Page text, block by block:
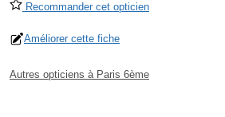
Recommander cet opticien
Améliorer cette fiche
Autres opticiens à Paris 6ème